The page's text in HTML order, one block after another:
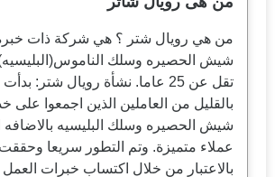
من هي رويال شتر ؟ هي شركة ذات
شيش الحصيره وسلك الناموس(البليسيه)
تقل عن 25 عاما. نشأة رويال شتر:
بالقليل من العاملين الذين اجمعوا
شيش الحصيره وسلك البليسيه
عملاء متميزة. وتم التطور سريعا
بالاعتبار من خلال اكتساب خبرات العمل